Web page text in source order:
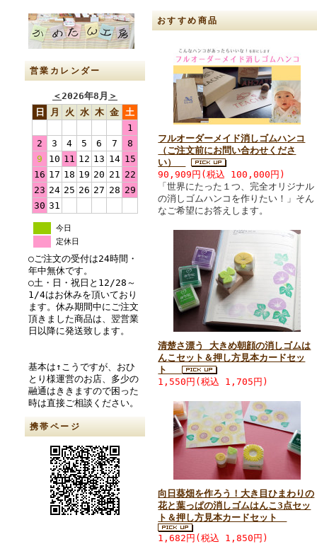
営業カレンダー
＜2026年8月 ＞
日
月 火 水 木 金 土
1
2
3 4 5 6 7
8
9
10 11 12 13 14 15
16 17 18 19 20 21 22
23 24 25 26 27 28 29
30 31
今日
定休日
○ご注文の受付は24時間・
年中無休です。
○土・日・祝日と12/28～
1/4はお休みを頂いており
ます。休み期間中にご注文
頂きました商品は、翌営業
日以降に発送致します。
基本は↑こうですが、おひ
とり様運営のお店、多少の
融通はききますので困った
時は直接ご相談ください。
携帯ページ
おすすめ商品
フルオーダーメイド消しゴムハンコ
（ご注文前にお問い合わせくださ
い）
90,909円(税込 100,000円)
「世界にたった１つ、完全オリジナル
の消しゴムハンコを作りたい！」そん
なご希望にお答えします。
清楚さ漂う 大きめ朝顔の消しゴムは
んこセット＆押し方見本カードセッ
ト
1,550円(税込 1,705円)
向日葵畑を作ろう！大き目ひまわりの
花と葉っぱの消しゴムはんこ3点セッ
ト＆押し方見本カードセット
1,682円(税込 1,850円)